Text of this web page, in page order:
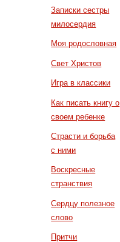
Записки сестры
милосердия
Моя родословная
Свет Христов
Игра в классики
Как писать книгу о
своем ребенке
Страсти и борьба
с ними
Воскресные
странствия
Сердцу полезное
слово
Притчи